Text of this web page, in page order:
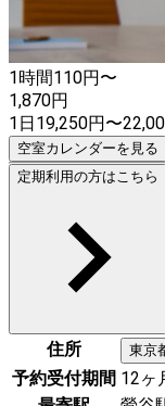
1時間110円〜
1,870円
1日19,250円〜
空室カレンダーを見る
定期利用の方はこちら
住所 東京
予約受付期間 12ヶ